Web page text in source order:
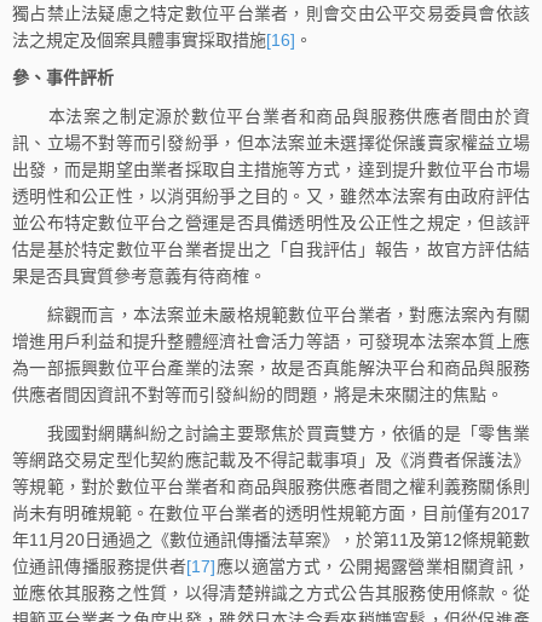
獨占禁止法疑慮之特定數位平台業者，則會交由公平交易委員會依該
法之規定及個案具體事實採取措施[16] 。
參、事件評析
本法案之制定源於數位平台業者和商品與服務供應者間由於資
訊、立場不對等而引發紛爭，但本法案並未選擇從保護賣家權益立場
出發，而是期望由業者採取自主措施等方式，達到提升數位平台市場
透明性和公正性，以消弭紛爭之目的。又，雖然本法案有由政府評估
並公布特定數位平台之營運是否具備透明性及公正性之規定，但該評
估是基於特定數位平台業者提出之「自我評估」報告，故官方評估結
果是否具實質參考意義有待商榷。
綜觀而言，本法案並未嚴格規範數位平台業者，對應法案內有關
增進用戶利益和提升整體經濟社會活力等語，可發現本法案本質上應
為一部振興數位平台產業的法案，故是否真能解決平台和商品與服務
供應者間因資訊不對等而引發糾紛的問題，將是未來關注的焦點。
我國對網購糾紛之討論主要聚焦於買賣雙方，依循的是「零售業
等網路交易定型化契約應記載及不得記載事項」及《消費者保護法》
等規範，對於數位平台業者和商品與服務供應者間之權利義務關係則
尚未有明確規範。在數位平台業者的透明性規範方面，目前僅有2017
年11月20日通過之《數位通訊傳播法草案》，於第11及第12條規範數
位通訊傳播服務提供者[17]應以適當方式，公開揭露營業相關資訊，
並應依其服務之性質，以得清楚辨識之方式公告其服務使用條款。從